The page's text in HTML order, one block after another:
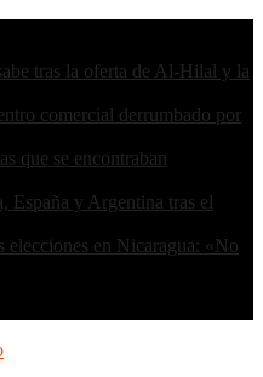
tras la oferta de Al-Hilal y la
comercial derrumbado por
que se encontraban
España y Argentina tras el
elecciones en Nicaragua: «No